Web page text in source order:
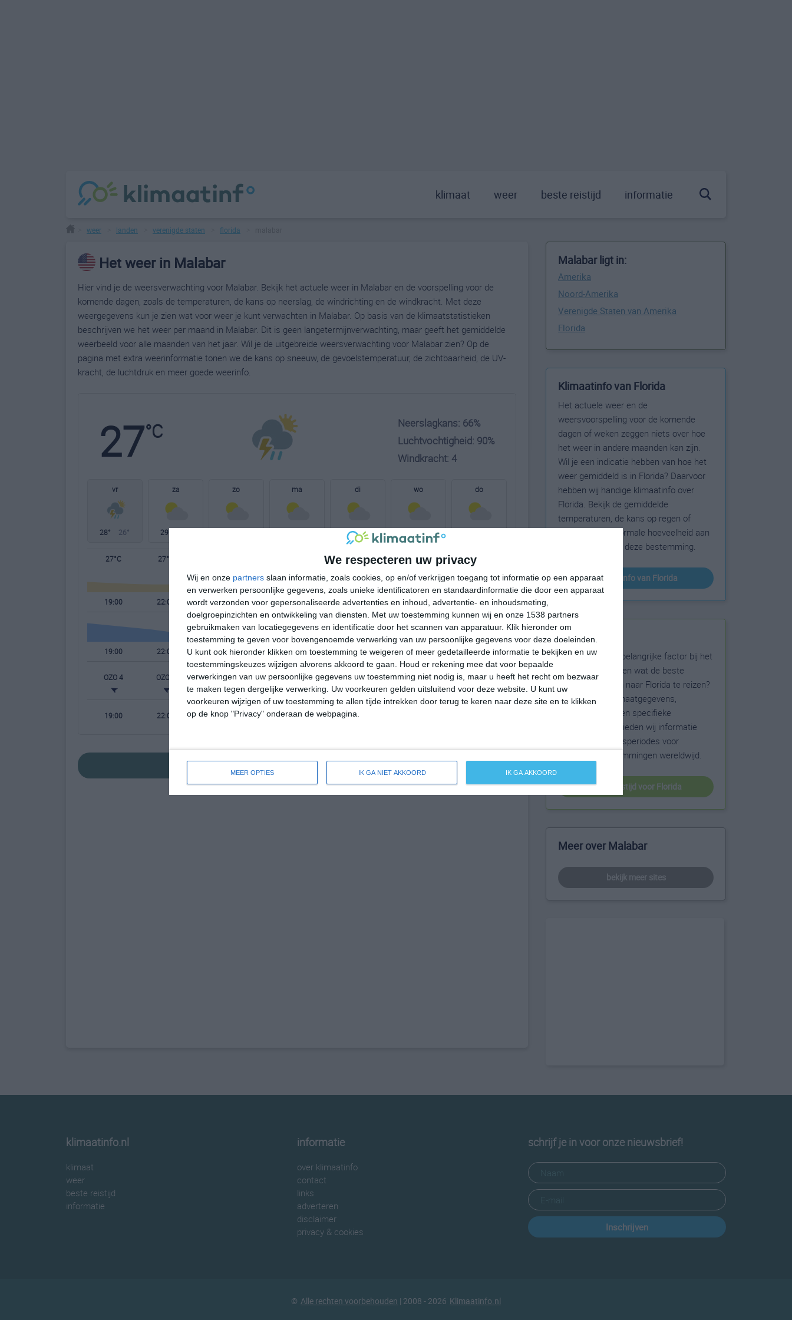
We respecteren uw privacy
Wij en onze partners slaan informatie, zoals cookies, op en/of verkrijgen toegang tot informatie op een apparaat
en verwerken persoonlijke gegevens, zoals unieke identificatoren en standaardinformatie die door een apparaat
wordt verzonden voor gepersonaliseerde advertenties en inhoud, advertentie- en inhoudsmeting,
doelgroepinzichten en ontwikkeling van diensten.
Met uw toestemming kunnen wij en onze 1538 partners
gebruikmaken van locatiegegevens en identificatie door het scannen van apparatuur. Klik hieronder om
toestemming te geven voor bovengenoemde verwerking van uw persoonlijke gegevens voor deze doeleinden.
U kunt ook hieronder klikken om toestemming te weigeren of meer gedetailleerde informatie te bekijken en uw
toestemmingskeuzes wijzigen alvorens akkoord te gaan.
Houd er rekening mee dat voor bepaalde
verwerkingen van uw persoonlijke gegevens uw toestemming niet nodig is, maar u heeft het recht om bezwaar
te maken tegen dergelijke verwerking. Uw voorkeuren gelden uitsluitend voor deze website. U kunt uw
voorkeuren wijzigen of uw toestemming te allen tijde intrekken door terug te keren naar deze site en te klikken
op de knop "Privacy" onderaan de webpagina.
MEER OPTIES IK GA NIET AKKOORD IK GA AKKOORD
klimaat weer beste reistijd informatie
weer landen verenigde staten florida
Het weer in Malabar
Hier vind je de weersverwachting voor Malabar. Bekijk het actuele weer in Malabar en de voorspelling voor de
komende dagen, zoals de temperaturen, de kans op neerslag, de windrichting en de windkracht. Met deze
weergegevens kun je zien wat voor weer je kunt verwachten in Malabar. Op basis van de klimaatstatistieken
beschrijven we het weer per maand in Malabar. Dit is geen langetermijnverwachting, maar geeft het gemiddelde
weerbeeld voor alle maanden van het jaar. Wil je de uitgebreide weersverwachting voor Malabar zien? Op de
pagina met extra weerinformatie tonen we de kans op sneeuw, de gevoelstemperatuur, de zichtbaarheid, de UV-
kracht, de luchtdruk en meer goede weerinfo.
27°C
Neerslagkans: 66%
Luchtvochtigheid: 90%
Windkracht: 4
vr
28° 26°
za
29°
zo ma di
29° 25°
wo
25°
do
27°C 27°C 26°C 28°C 29°C 28°C
19:00 22:00 01:00 04:00 07:00 10:00 13:00 16:00
19:00 22:00 01:00 04:00 07:00 10:00 13:00 16:00
OZO 4 OZO 3 OZO 3 ZO 3 ZZO 3 ZO 3 OZO 3 OZO 4
19:00 22:00 01:00 04:00 07:00
bekijk de uitgebreide weersverwachting voor Malabar
Malabar ligt in:
Amerika
Noord-Amerika
Verenigde Staten van Amerika
Florida
Klimaatinfo van Florida
Het actuele weer en de
weersvoorspelling voor de komende
dagen of weken zeggen niets over hoe
het weer in andere maanden kan zijn.
Wil je een indicatie hebben van hoe het
weer gemiddeld is in Florida? Daarvoor
hebben wij handige klimaatinfo over
Florida. Bekijk de gemiddelde
temperaturen, de kans op regen of
sneeuw en de normale hoeveelheid aan
zonneschijn voor deze bestemming.
klimaatinfo van Florida
Beste reistijd
Het weer is een belangrijke factor bij het
reizen. Wil je weten wat de beste
maanden zijn om naar Florida te reizen?
Op basis van klimaatgegevens,
weersextremen en specifieke
weerinformatie bieden wij informatie
over de beste reisperiodes voor
duizenden bestemmingen wereldwijd.
beste reistijd voor Florida
Meer over Malabar
bekijk meer sites
klimaatinfo.nl
klimaat
weer
beste reistijd
informatie
informatie
over klimaatinfo
contact
links
adverteren
disclaimer
privacy & cookies
schrijf je in voor onze nieuwsbrief!
Inschrijven
© Alle rechten voorbehouden | 2008 - 2026 Klimaatinfo.nl